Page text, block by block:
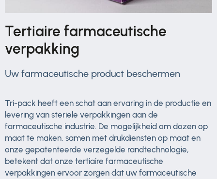
Tertiaire farmaceutische
verpakking
Uw farmaceutische product beschermen
Tri-pack heeft een schat aan ervaring in de productie en
levering van steriele verpakkingen aan de
farmaceutische industrie. De mogelijkheid om dozen op
maat te maken, samen met drukdiensten op maat en
onze gepatenteerde verzegelde randtechnologie,
betekent dat onze tertiaire farmaceutische
verpakkingen ervoor zorgen dat uw farmaceutische